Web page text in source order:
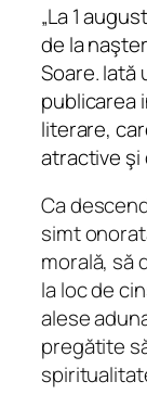
„La 1
de la
Soare. Iată
publicarea
literare,
atractive şi
Ca
simt
morală, să
la loc de
alese
pregătite